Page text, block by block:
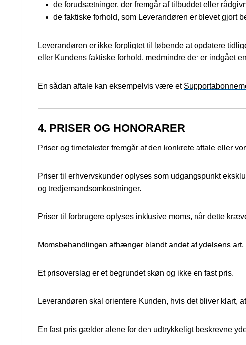
de forudsætninger, der fremgår af tilbuddet eller
de faktiske forhold, som Leverandøren er blevet gjort
Leverandøren er ikke forpligtet til løbende at opdatere
eller Kundens faktiske forhold, medmindre der er indgået
En sådan aftale kan eksempelvis være et
4. PRISER OG HONORARER
Priser og timetakster fremgår af den konkrete aftale eller
Priser til erhvervskunder oplyses som udgangspunkt
og tredjemandsomkostninger.
Priser til forbrugere oplyses inklusive moms, når dette
Momsbehandlingen afhænger blandt andet af ydelsens
Et prisoverslag er et begrundet skøn og ikke en fast pris.
Leverandøren skal orientere Kunden, hvis det bliver klart,
En fast pris gælder alene for den udtrykkeligt beskrevne